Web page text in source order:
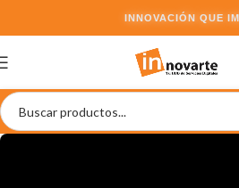
INNOVACIÓN QUE